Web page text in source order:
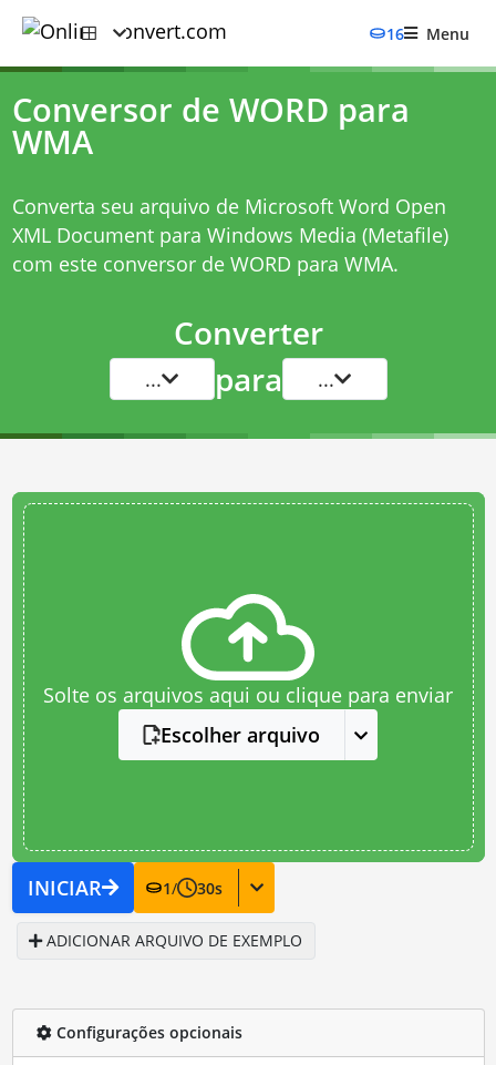
16 Menu
Conversor de WORD para
WMA
Converta seu arquivo de Microsoft Word Open
XML Document para Windows Media (Metafile)
com este conversor de WORD para WMA.
Converter
... para ...
Solte os arquivos aqui ou clique para enviar
Escolher arquivo
INICIAR 1/ 30s
ADICIONAR ARQUIVO DE EXEMPLO
Configurações opcionais